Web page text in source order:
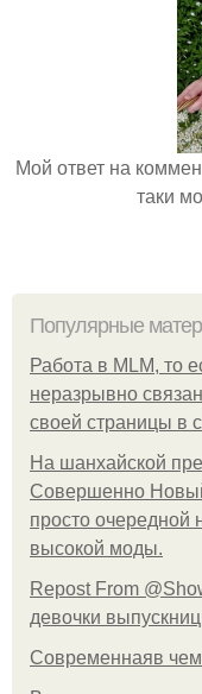
Мой ответ на
таки
Популярные
Работа в MLM, то
неразрывно
своей страницы в
На шанхайской
Совершенно
просто очередной
высокой моды.
Repost From
девочки
Современнаяв чем